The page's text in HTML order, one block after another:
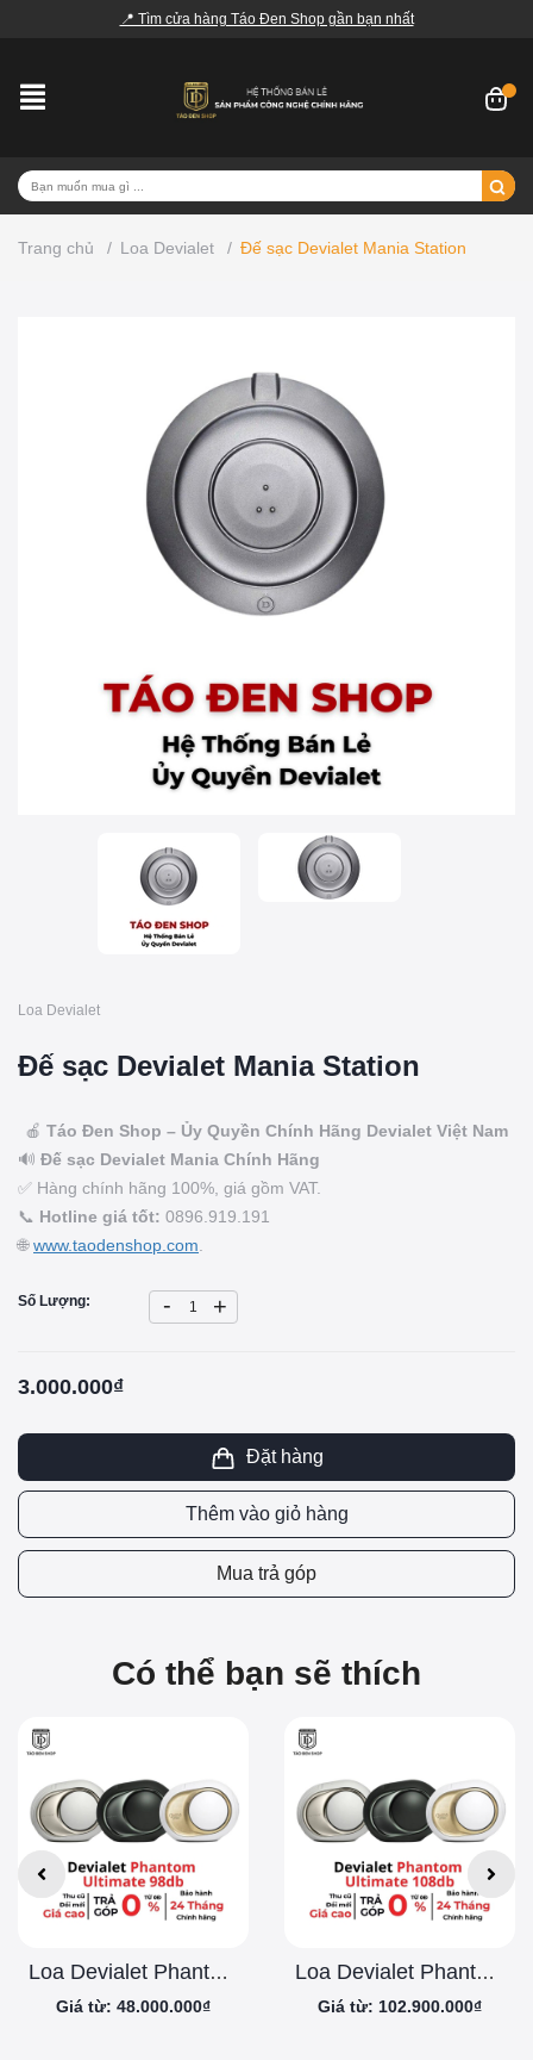
📍 Tìm cửa hàng Táo Đen Shop gần bạn nhất
Trang chủ / Loa Devialet / Đế sạc Devialet Mania Station
Loa Devialet
Đế sạc Devialet Mania Station
🍎 Táo Đen Shop – Ủy Quyền Chính Hãng Devialet Việt Nam
🔊 Đế sạc Devialet Mania Chính Hãng
✅ Hàng chính hãng 100%, giá gồm VAT.
📞 Hotline giá tốt: 0896.919.191
🌐www.taodenshop.com
Số Lượng: - +
3.000.000₫
Đặt hàng
Thêm vào giỏ hàng
Mua trả góp
Có thể bạn sẽ thích
Loa Devialet Phantom Ultimate 98db
Giá từ: 48.000.000₫
Loa Devialet Phantom Ultimate 108db
Giá từ: 102.900.000₫